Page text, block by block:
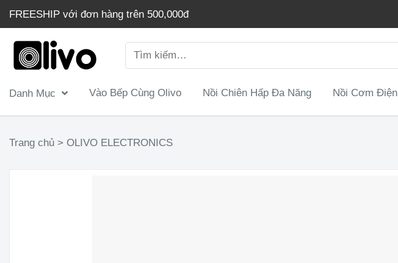
dung
FREESHIP với đơn hàng trên 500,000đ
kiếm:
Danh Mục Vào Bếp Cùng Olivo Nồi Chiên Hấp Đa Năng Nồi Cơm Điện
Trang chủ > OLIVO ELECTRONICS